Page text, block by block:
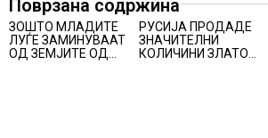
Поврзана содржина
ЗОШТО МЛАДИТЕ
ЛУЃЕ ЗАМИНУВААТ
ОД ЗЕМЈИТЕ ОД
РУСИЈА ПРОДАДЕ
ЗНАЧИТЕЛНИ
КОЛИЧИНИ ЗЛАТО